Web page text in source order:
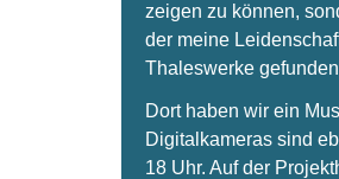
zeigen zu können,
der meine
Thaleswerke
Dort haben wir ein
Digitalkameras sind
18 Uhr. Auf der